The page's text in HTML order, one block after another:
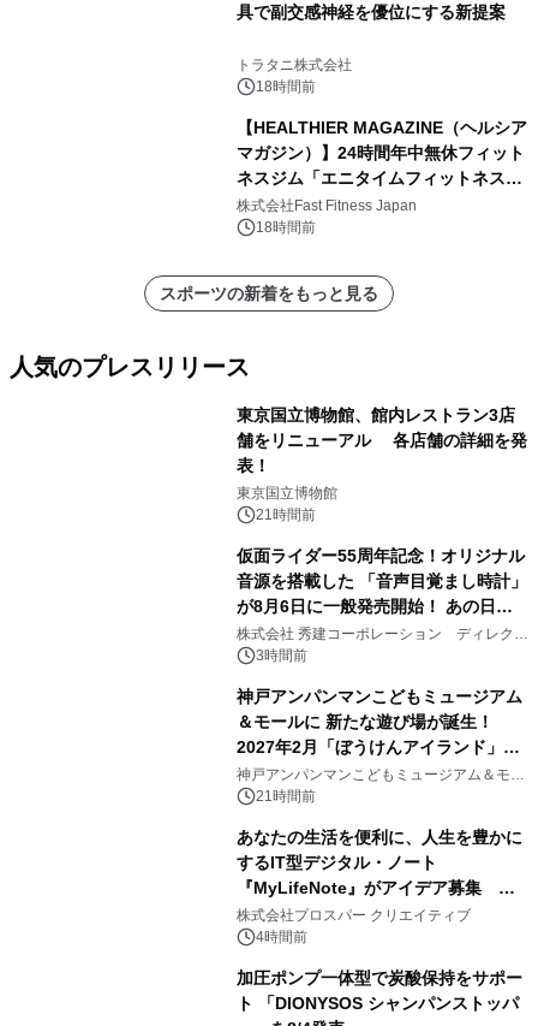
具で副交感神経を優位にする新提案
トラタニ株式会社
18時間前
【HEALTHIER MAGAZINE（ヘルシア
マガジン）】24時間年中無休フィット
ネスジム「エニタイムフィットネス」
のウェブマガジン更新中！ ＜世界
6,000店舗目は、東京・西小山に。エ
を聞きました。＞
株式会社Fast Fitness Japan
18時間前
スポーツの新着をもっと見る
人気のプレスリリース
東京国立博物館、館内レストラン3店
舗をリニューアル 各店舗の詳細を発
表！
東京国立博物館
21時間前
仮面ライダー55周年記念！オリジナル
音源を搭載した 「音声目覚まし時計」
が8月6日に一般発売開始！ あの日の
大興奮が今甦る
株式会社 秀建コーポレーション ディレクト
アートギャラリー
3時間前
神戸アンパンマンこどもミュージアム
＆モールに 新たな遊び場が誕生！
2027年2月「ぼうけんアイランド」が
オープン
神戸アンパンマンこどもミュージアム＆モー
ル 21時間前
あなたの生活を便利に、人生を豊かに
するIT型デジタル・ノート
『MyLifeNote』がアイデア募集 優
秀賞100名に1年間無償試用
株式会社プロスパー クリエイティブ
4時間前
加圧ポンプ一体型で炭酸保持をサポー
ト 「DIONYSOS シャンパンストッパ